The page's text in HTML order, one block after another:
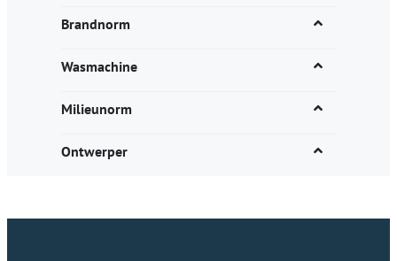
Brandnorm
Wasmachine
Milieunorm
Ontwerper